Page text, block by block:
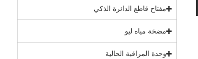
مفتاح قاطع الدائرة الذكي
مضخة مياه ليو
وحدة المراقبة الحالية